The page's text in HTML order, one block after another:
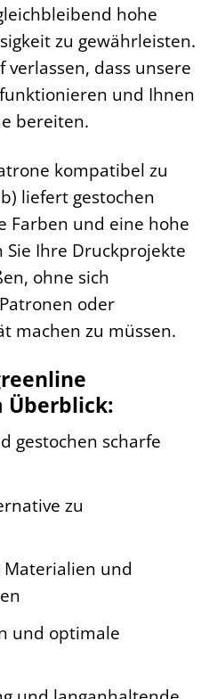
hohe
zu gewährleisten.
verlassen, dass unsere
und Ihnen
bereiten.
kompatibel zu
liefert gestochen
Farben und eine hohe
Sie Ihre Druckprojekte
ohne sich
oder
machen zu müssen.
Überblick:
gestochen scharfe
zu
und
und optimale